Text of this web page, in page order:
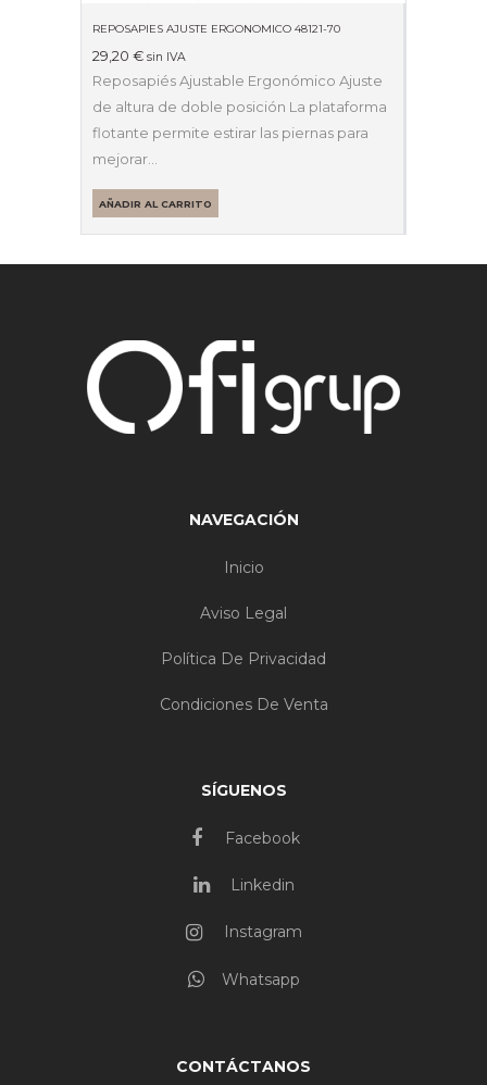
REPOSAPIES AJUSTE ERGONOMICO 48121-70
29,20 € sin IVA
Reposapiés Ajustable Ergonómico Ajuste
de altura de doble posición La plataforma
flotante permite estirar las piernas para
mejorar…
AÑADIR AL CARRITO
NAVEGACIÓN
Inicio
Aviso Legal
Política De Privacidad
Condiciones De Venta
SÍGUENOS
Facebook
Linkedin
Instagram
Whatsapp
CONTÁCTANOS